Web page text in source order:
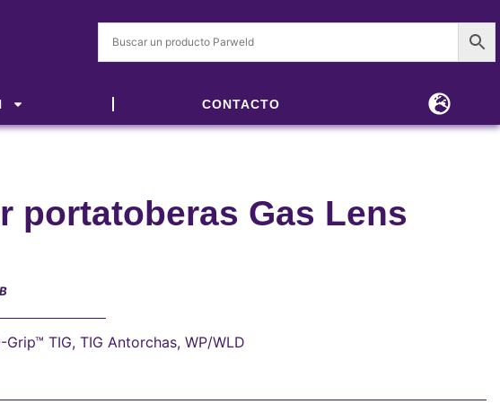
CONTACTO
portatoberas Gas Lens
Grip™ TIG,TIG Antorchas,WP/WLD